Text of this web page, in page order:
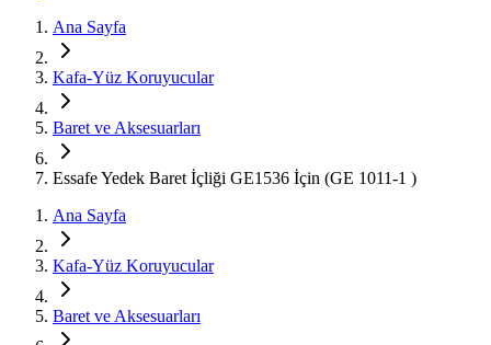
Ana Sayfa
Kafa-Yüz Koruyucular
Baret ve Aksesuarları
Essafe Yedek Baret İçliği GE1536 İçin (GE 1011-1 )
Ana Sayfa
Kafa-Yüz Koruyucular
Baret ve Aksesuarları